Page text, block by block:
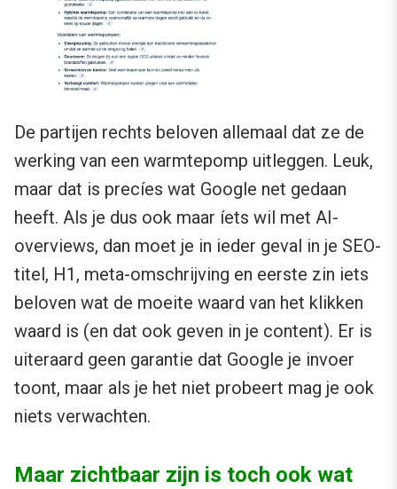
De partijen rechts beloven allemaal dat ze de
werking van een warmtepomp uitleggen. Leuk,
maar dat is precíes wat Google net gedaan
heeft. Als je dus ook maar íets wil met AI-
overviews, dan moet je in ieder geval in je SEO-
titel, H1, meta-omschrijving en eerste zin iets
beloven wat de moeite waard van het klikken
waard is (en dat ook geven in je content). Er is
uiteraard geen garantie dat Google je invoer
toont, maar als je het niet probeert mag je ook
niets verwachten.
Maar zichtbaar zijn is toch ook wat